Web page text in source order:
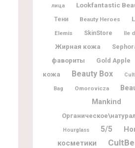
лица Lookfantastic
Тени Beauty Heroes
Elemis SkinStore Ile
Жирная кожа
фавориты
Gold Apple
кожа
Beauty Box
Bag Omorovicza
Mankind
Hourglass 5/5
косметики